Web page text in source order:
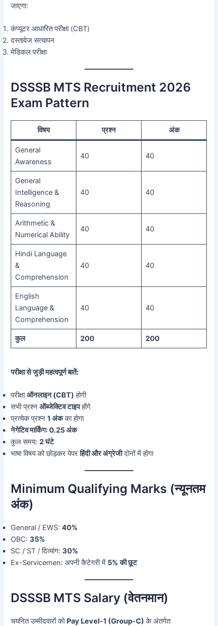
जाएगा:
कंप्यूटर आधारित परीक्षा (CBT)
दस्तावेज सत्यापन
मेडिकल परीक्षा
DSSSB MTS Recruitment 2026
Exam Pattern
विषय प्रश्न अंक
General
Awareness
40 40
General
Intelligence &
Reasoning
40 40
Arithmetic &
Numerical Ability
40 40
Hindi Language
&
Comprehension
40 40
English
Language &
Comprehension
40 40
कुल 200 200
परीक्षा से जुड़ी महत्वपूर्ण बातें:
परीक्षाऑनलाइन (CBT) होगी
सभी प्रश्नऑब्जेक्टिव टाइपहोंगे
प्रत्येक प्रश्न1 अंकका होगा
नेगेटिव मार्किंग: 0.25 अंक
कुल समय:2 घंटे
भाषा विषय को छोड़कर पेपरहिंदी और अंग्रेजीदोनों में होगा
Minimum Qualifying Marks (न्यूनतम
अंक)
General / EWS:40%
OBC:35%
SC / ST / दिव्यांग:30%
Ex-Servicemen: अपनी कैटेगरी में 5% की छूट
DSSSB MTS Salary (वेतनमान)
चयनित उम्मीदवारों को Pay Level-1 (Group-C) के अंतर्गत